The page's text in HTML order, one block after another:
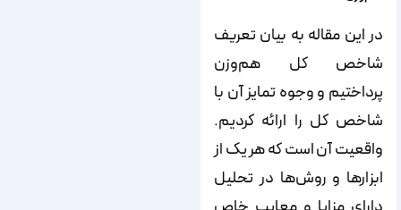
در این مقاله به بیان تعریف
شاخص کل هم‌‌‌‌وزن
پرداختیم و وجوه تمایز آن با
شاخص کل را ارائه کردیم.
واقعیت آن است که هر یک از
ابزارها و روش‌‌‌‌ها در تحلیل